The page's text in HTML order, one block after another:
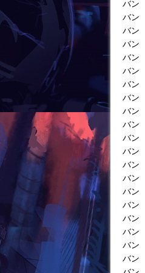
バン
バン
バン
バン
バン
バン
バン
バン
バン
バン
バン
バン
バン
バン
バン
バン
バン
バン
バン
バン